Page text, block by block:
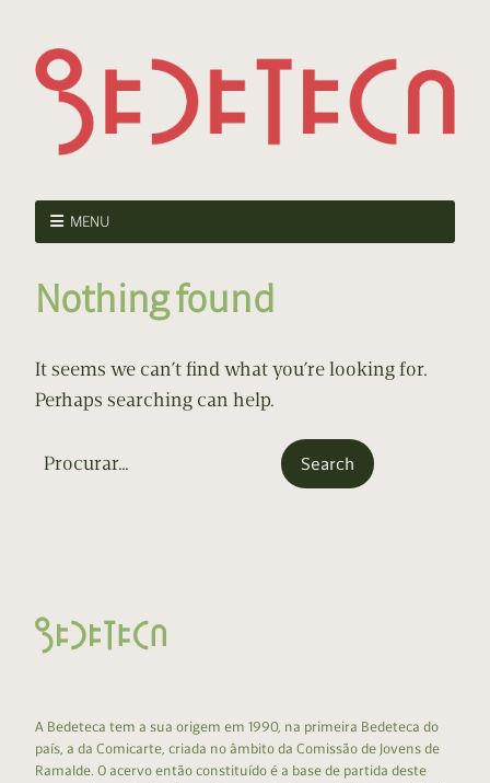
MENU
Nothing found
It seems we can’t find what you’re looking for.
Perhaps searching can help.
A Bedeteca tem a sua origem em 1990, na primeira Bedeteca do
país, a da Comicarte, criada no âmbito da Comissão de Jovens de
Ramalde. O acervo então constituído é a base de partida deste